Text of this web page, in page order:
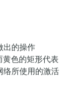
出的操作
黄色的矩形代表
络所使用的激活